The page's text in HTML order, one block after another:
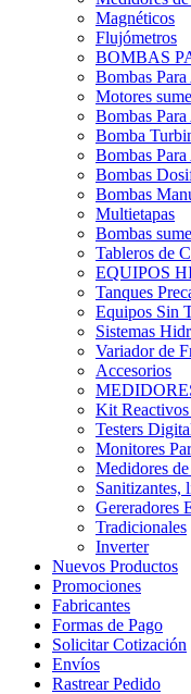
Magnéticos
Flujómetros
BOMBAS
Bombas
Motores
Bombas
Bomba
Bombas
Bombas
Bombas
Multietapas
Bombas
Tableros de
EQUIPOS
Tanques
Equipos Sin
Sistemas
Variador de
Accesorios
Kit
Testers
Monitores
Medidores
Sanitizantes,
Gereradores
Tradicionales
Inverter
Nuevos Productos
Promociones
Fabricantes
Formas de Pago
Solicitar Cotización
Envíos
Rastrear Pedido